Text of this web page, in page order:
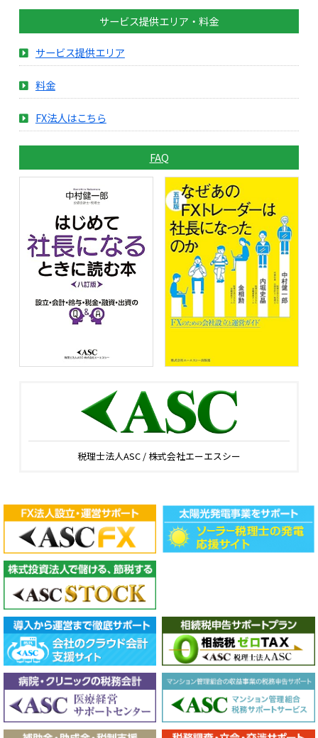
サービス提供エリア・料金
サービス提供エリア
料金
FX法人はこちら
FAQ
税理士法人ASC / 株式会社エーエスシー